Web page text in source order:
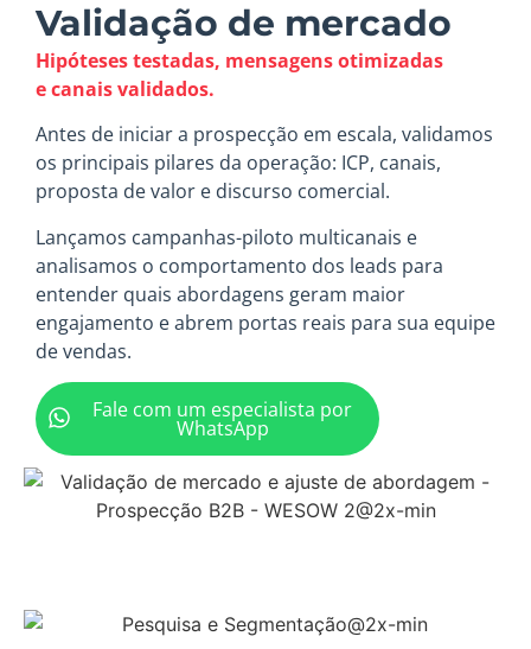
Validação de mercado
Hipóteses testadas, mensagens otimizadas
e canais validados.
Antes de iniciar a prospecção em escala, validamos
os principais pilares da operação: ICP, canais,
proposta de valor e discurso comercial.
Lançamos campanhas-piloto multicanais e
analisamos o comportamento dos leads para
entender quais abordagens geram maior
engajamento e abrem portas reais para sua equipe
de vendas.
Fale com um especialista por
WhatsApp